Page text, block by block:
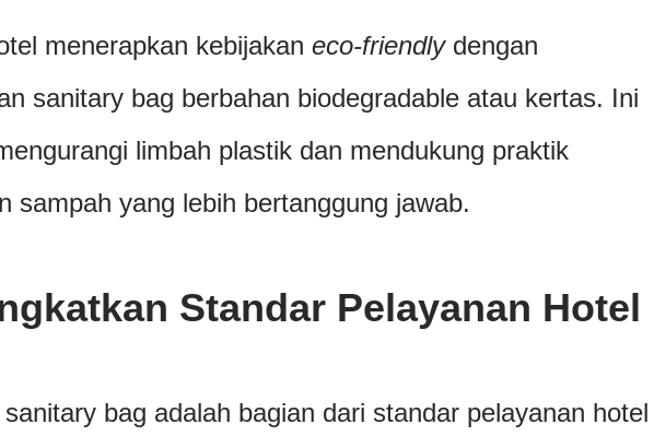
menerapkan kebijakan eco-friendlydengan
sanitary bag berbahan biodegradable atau kertas. Ini
limbah plastik dan mendukung praktik
sampah yang lebih bertanggung jawab.
Standar Pelayanan Hotel
bag adalah bagian dari standar pelayanan hotel